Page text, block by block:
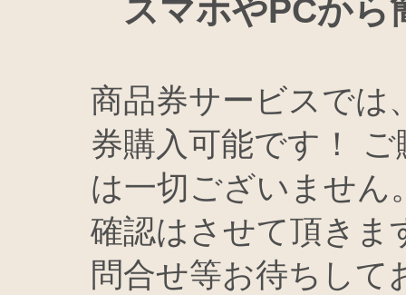
スマホやPCか
商品券サービスでは
券購入可能です！
は一切ございませ
確認はさせて頂きま
問合せ等お待ちし